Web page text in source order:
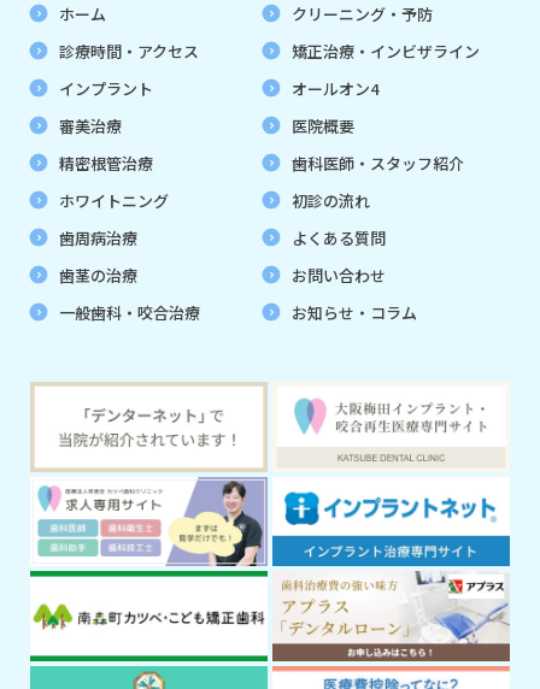
ホーム
診療時間・アクセス
インプラント
審美治療
精密根管治療
ホワイトニング
歯周病治療
歯茎の治療
一般歯科・咬合治療
クリーニング・予防
矯正治療・インビザライン
オールオン4
医院概要
歯科医師・スタッフ紹介
初診の流れ
よくある質問
お問い合わせ
お知らせ・コラム